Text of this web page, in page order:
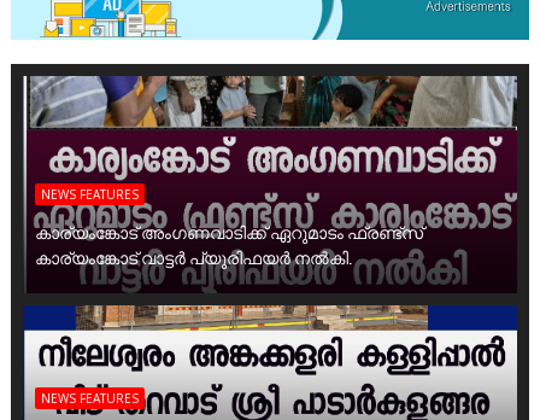
NEWS FEATURES
കാര്യംങ്കോട് അംഗണവാടിക്ക് ഏറുമാടം ഫ്രണ്ട്സ്
കാര്യംങ്കോട് വാട്ടർ പ്യൂരിഫയർ നൽകി.
NEWS FEATURES